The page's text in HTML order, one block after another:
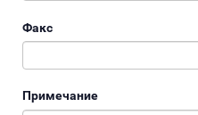
Факс
Примечание